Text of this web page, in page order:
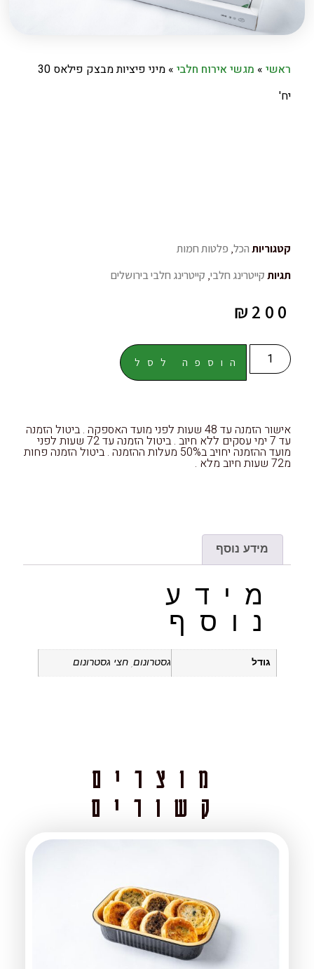
ראשי » מגשי אירוח חלבי »
מיני פיציות מבצק פילאס 30
יח'
קטגוריותהכל, פלטות חמות
תגיותקייטרינג חלבי, קייטרינג חלבי בירושלים
₪ 200
הוספה לסל
אישור הזמנה עד 48 שעות לפני מועד האספקה . ביטול הזמנה
עד 7 ימי עסקים ללא חיוב . ביטול הזמנה עד 72 שעות לפני
מועד ההזמנה יחויב ב50% מעלות ההזמנה . ביטול הזמנה פחות
מ72 שעות חיוב מלא .
מידע נוסף
מידע
נוסף
גודל גסטרונום, חצי גסטרונום
מוצרים
קשורים